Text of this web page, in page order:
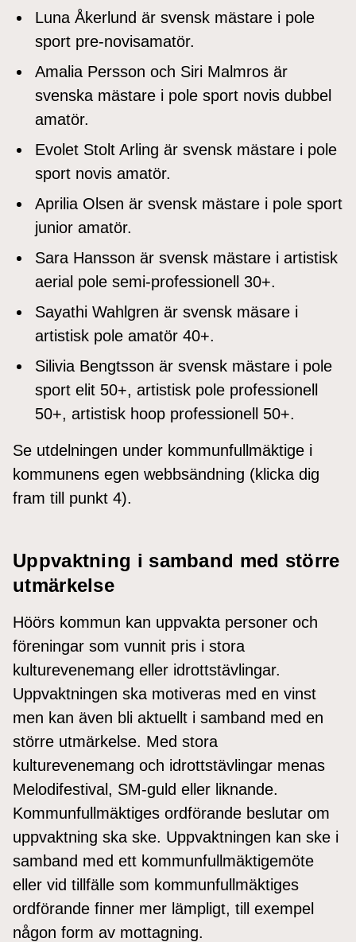
Luna Åkerlund är svensk mästare i pole
sport pre-novisamatör.
Amalia Persson och Siri Malmros är
svenska mästare i pole sport novis dubbel
amatör.
Evolet Stolt Arling är svensk mästare i pole
sport novis amatör.
Aprilia Olsen är svensk mästare i pole sport
junior amatör.
Sara Hansson är svensk mästare i artistisk
aerial pole semi-professionell 30+.
Sayathi Wahlgren är svensk mäsare i
artistisk pole amatör 40+.
Silivia Bengtsson är svensk mästare i pole
sport elit 50+, artistisk pole professionell
50+, artistisk hoop professionell 50+.
Se utdelningen under kommunfullmäktige i
kommunens egen webbsändning (klicka dig
fram till punkt 4).
Uppvaktning i samband med större
utmärkelse
Höörs kommun kan uppvakta personer och
föreningar som vunnit pris i stora
kulturevenemang eller idrottstävlingar.
Uppvaktningen ska motiveras med en vinst
men kan även bli aktuellt i samband med en
större utmärkelse. Med stora
kulturevenemang och idrottstävlingar menas
Melodifestival, SM-guld eller liknande.
Kommunfullmäktiges ordförande beslutar om
uppvaktning ska ske. Uppvaktningen kan ske i
samband med ett kommunfullmäktigemöte
eller vid tillfälle som kommunfullmäktiges
ordförande finner mer lämpligt, till exempel
någon form av mottagning.